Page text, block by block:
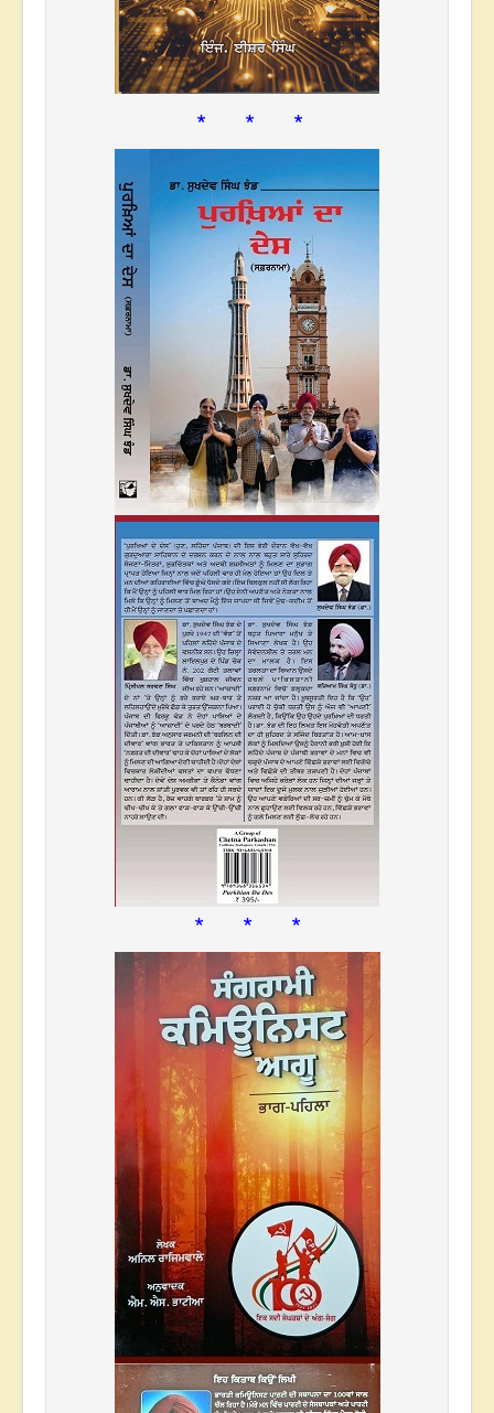
* * *
* * *